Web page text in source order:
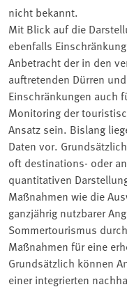
nicht bekannt.
Mit Blick auf die
ebenfalls
Anbetracht der in den
auftretenden Dürren
Einschränkungen auch
Monitoring der
Ansatz sein. Bislang
Daten vor.
oft destinations- oder
quantitativen
Maßnahmen wie die
ganzjährig nutzbarer
Sommertourismus
Maßnahmen für eine
Grundsätzlich können
einer integrierten